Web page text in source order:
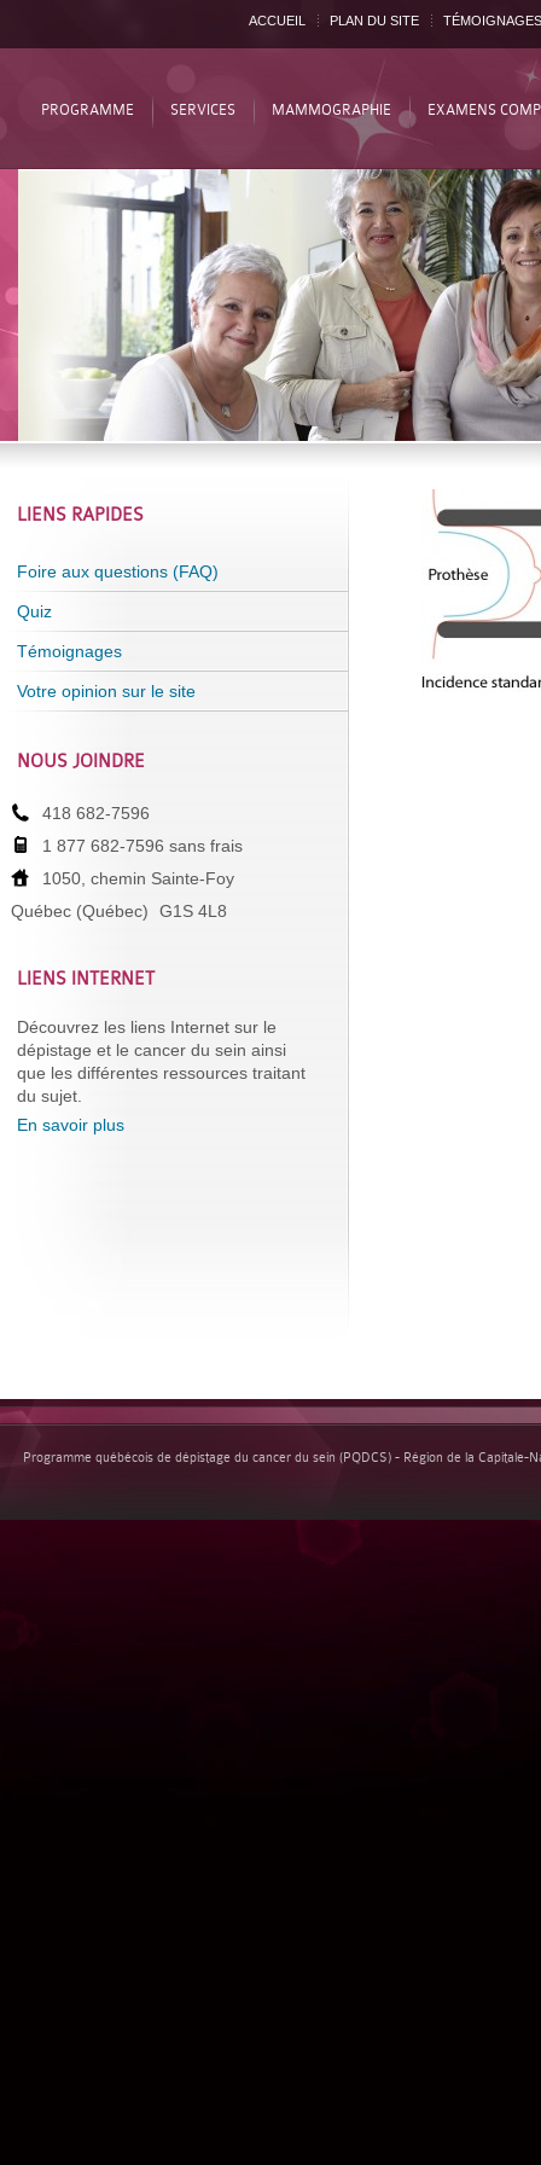
ACCUEIL PLAN DU SITE TÉMOIGNAGES
PROGRAMME SERVICES MAMMOGRAPHIE EXAMENS
LIENS RAPIDES
Foire aux questions (FAQ)
Quiz
Témoignages
Votre opinion sur le site
NOUS JOINDRE
418 682-7596
1 877 682-7596 sans frais
1050, chemin Sainte-Foy
Québec (Québec)
G1S 4L8
LIENS INTERNET
Découvrez les liens Internet sur le
dépistage et le cancer du sein ainsi
que les différentes ressources traitant
du sujet.
En savoir plus
Programme québécois de dépistage du cancer du sein (PQDCS) - Région de la Capitale-